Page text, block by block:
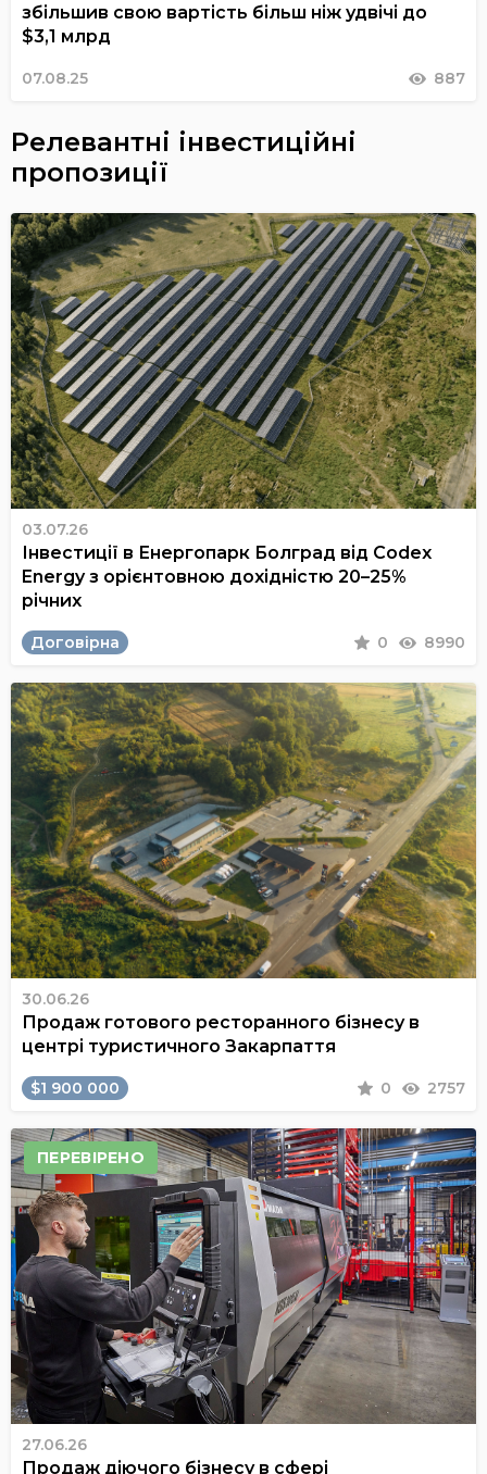
збільшив свою вартість більш ніж удвічі до
$3,1 млрд
07.08.25 887
Релевантні інвестиційні
пропозиції
03.07.26
Інвестиції в Енергопарк Болград від Codex
Energy з орієнтовною дохідністю 20–25%
річних
Договірна 0 8990
30.06.26
Продаж готового ресторанного бізнесу в
центрі туристичного Закарпаття
$1 900 000 0 2757
ПЕРЕВІРЕНО
27.06.26
Продаж діючого бізнесу в сфері